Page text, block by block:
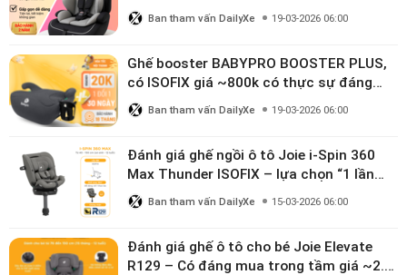
10 tuổi
Ban tham vấn DailyXe 19-03-2026 06:00
Ghế booster BABYPRO BOOSTER PLUS,
có ISOFIX giá ~800k có thực sự đáng
mua?
Ban tham vấn DailyXe 19-03-2026 06:00
Đánh giá ghế ngồi ô tô Joie i-Spin 360
Max Thunder ISOFIX – lựa chọn “1 lần
dùng đến 12 năm” có đáng giá gần 9
triệu?
Ban tham vấn DailyXe 15-03-2026 06:00
Đánh giá ghế ô tô cho bé Joie Elevate
R129 – Có đáng mua trong tầm giá ~2.8